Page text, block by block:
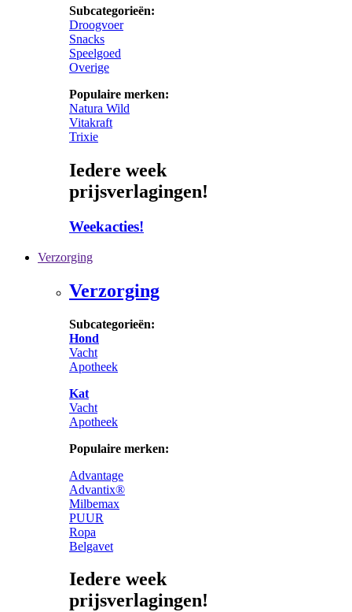
Subcategorieën:
Droogvoer
Snacks
Speelgoed
Overige
Populaire merken:
Natura Wild
Vitakraft
Trixie
Iedere week
prijsverlagingen!
Weekacties!
Verzorging
Verzorging
Subcategorieën:
Hond
Vacht
Apotheek
Kat
Vacht
Apotheek
Populaire merken:
Advantage
Advantix®
Milbemax
PUUR
Ropa
Belgavet
Iedere week
prijsverlagingen!